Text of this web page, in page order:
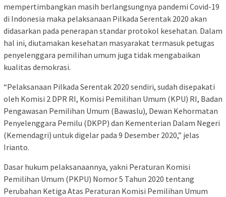
mempertimbangkan masih berlangsungnya pandemi Covid-19
di Indonesia maka pelaksanaan Pilkada Serentak 2020 akan
didasarkan pada penerapan standar protokol kesehatan. Dalam
hal ini, diutamakan kesehatan masyarakat termasuk petugas
penyelenggara pemilihan umum juga tidak mengabaikan
kualitas demokrasi.
“Pelaksanaan Pilkada Serentak 2020 sendiri, sudah disepakati
oleh Komisi 2 DPR RI, Komisi Pemilihan Umum (KPU) RI, Badan
Pengawasan Pemilihan Umum (Bawaslu), Dewan Kehormatan
Penyelenggara Pemilu (DKPP) dan Kementerian Dalam Negeri
(Kemendagri) untuk digelar pada 9 Desember 2020,” jelas
Irianto.
Dasar hukum pelaksanaannya, yakni Peraturan Komisi
Pemilihan Umum (PKPU) Nomor 5 Tahun 2020 tentang
Perubahan Ketiga Atas Peraturan Komisi Pemilihan Umum